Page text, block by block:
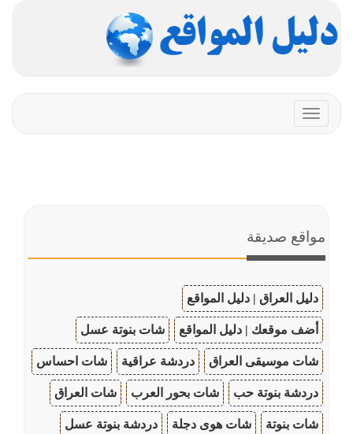
Toggle
navigation
مواقع صديقة
دليل العراق | دليل المواقع
أضف موقعك | دليل المواقع شات بنوتة عسل
شات موسيقى العراق دردشة عراقية شات احساس
دردشة بنوتة حب شات بحور العرب شات العراق
شات بنوتة شات هوى دجلة دردشة بنوتة عسل